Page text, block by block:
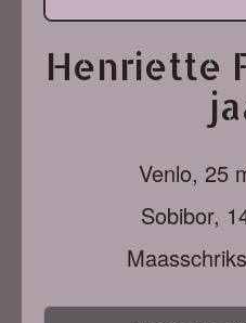
Henriette
Venlo, 25
Sobibor,